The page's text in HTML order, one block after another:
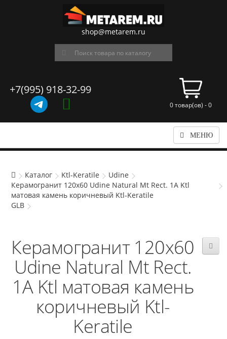
shop@metarem.ru
+7(995) 918-32-99
0 товар(ов) - 0
МЕНЮ
Каталог Ktl-Keratile
Udine
Керамогранит 120x60 Udine Natural Mt Rect. 1A Ktl
матовая камень коричневый Ktl-Keratile
GLB
Керамогранит 120x60
Udine Natural Mt Rect.
1A Ktl матовая камень
коричневый Ktl-
Keratile